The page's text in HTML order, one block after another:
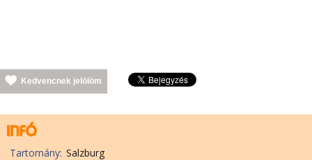
Kedvencnek jelölöm
Tartomány: Salzburg